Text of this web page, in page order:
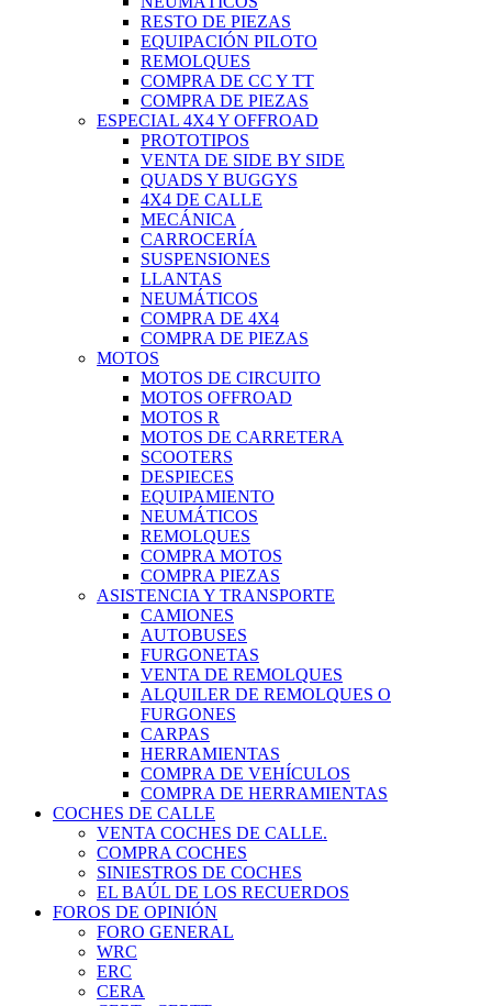
RESTO DE PIEZAS
EQUIPACIÓN PILOTO
REMOLQUES
COMPRA DE CC Y TT
COMPRA DE PIEZAS
ESPECIAL 4X4 Y OFFROAD
PROTOTIPOS
VENTA DE SIDE BY SIDE
QUADS Y BUGGYS
4X4 DE CALLE
MECÁNICA
CARROCERÍA
SUSPENSIONES
LLANTAS
NEUMÁTICOS
COMPRA DE 4X4
COMPRA DE PIEZAS
MOTOS
MOTOS DE CIRCUITO
MOTOS OFFROAD
MOTOS R
MOTOS DE CARRETERA
SCOOTERS
DESPIECES
EQUIPAMIENTO
NEUMÁTICOS
REMOLQUES
COMPRA MOTOS
COMPRA PIEZAS
ASISTENCIA Y TRANSPORTE
CAMIONES
AUTOBUSES
FURGONETAS
VENTA DE REMOLQUES
ALQUILER DE REMOLQUES O
FURGONES
CARPAS
HERRAMIENTAS
COMPRA DE VEHÍCULOS
COMPRA DE HERRAMIENTAS
COCHES DE CALLE
VENTA COCHES DE CALLE.
COMPRA COCHES
SINIESTROS DE COCHES
EL BAÚL DE LOS RECUERDOS
FOROS DE OPINIÓN
FORO GENERAL
WRC
ERC
CERA